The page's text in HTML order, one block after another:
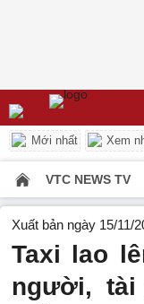
Mới nhất Xem
VTC NEWS TV
Xuất bản ngày 15/11/
Taxi lao
người, tài